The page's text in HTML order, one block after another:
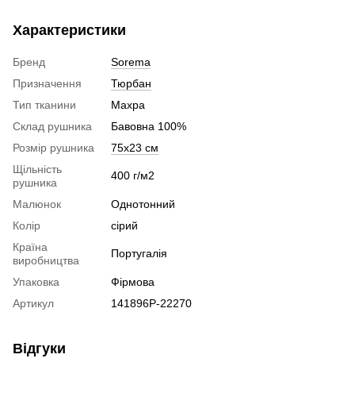
Характеристики
Бренд
Sorema
Призначення
Тюрбан
Тип тканини
Махра
Склад рушника
Бавовна 100%
Розмір рушника
75х23 см
Щільність
рушника
400 г/м2
Малюнок
Однотонний
Колір
сірий
Країна
виробництва
Португалія
Упаковка
Фірмова
Артикул
141896P-22270
Відгуки